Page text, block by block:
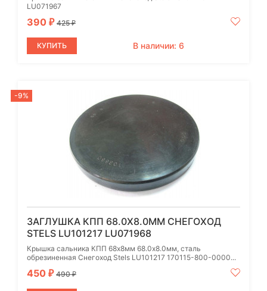
LU071967
390 ₽ 425₽
КУПИТЬ В наличии: 6
-9%
ЗАГЛУШКА КПП 68.0X8.0ММ CНЕГОХОД
STELS LU101217 LU071968
Крышка сальника КПП 68х8мм 68.0x8.0мм, сталь
обрезиненная Снегоход Stels LU101217 170115-800-0000...
450 ₽ 490₽